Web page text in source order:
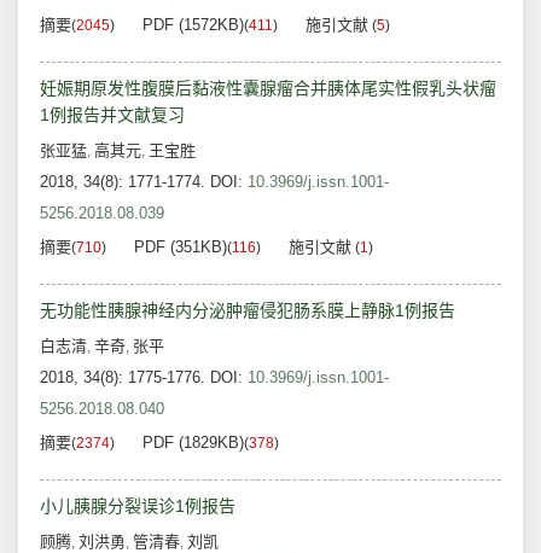
摘要(2045) PDF (1572KB)(411) 施引文献 (5)
妊娠期原发性腹膜后黏液性囊腺瘤合并胰体尾实性假乳头状瘤
1例报告并文献复习
张亚猛, 高其元, 王宝胜
2018, 34(8): 1771-1774. DOI: 10.3969/j.issn.1001-
5256.2018.08.039
摘要(710) PDF (351KB)(116) 施引文献 (1)
无功能性胰腺神经内分泌肿瘤侵犯肠系膜上静脉1例报告
白志清, 辛奇, 张平
2018, 34(8): 1775-1776. DOI: 10.3969/j.issn.1001-
5256.2018.08.040
摘要(2374) PDF (1829KB)(378)
小儿胰腺分裂误诊1例报告
顾腾, 刘洪勇, 管清春, 刘凯